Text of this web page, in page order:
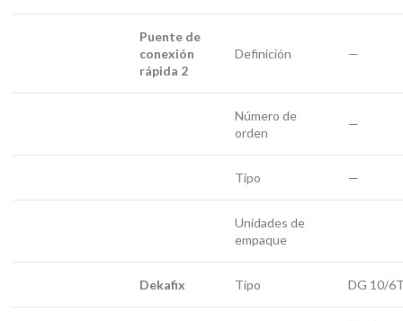
Puente de
conexión
rápida 2
Definición —
Número de
orden
—
Tipo —
Unidades de
empaque
Dekafix Tipo DG 10/